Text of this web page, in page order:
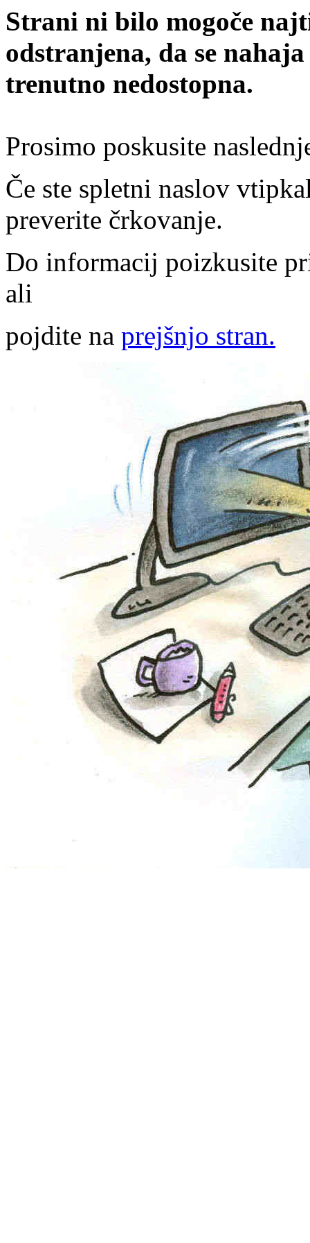
Strani ni bilo mogoče
odstranjena, da se
trenutno nedostopna.
Prosimo poskusite
Če ste spletni naslov
preverite črkovanje.
Do informacij poizkusite
ali
pojdite na prejšnjo stran.